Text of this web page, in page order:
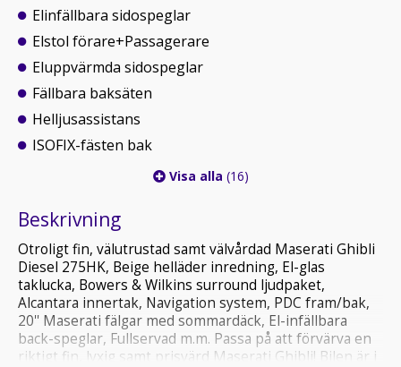
Elinfällbara sidospeglar
Elstol förare+Passagerare
Eluppvärmda sidospeglar
Fällbara baksäten
Helljusassistans
ISOFIX-fästen bak
Visa alla (16)
Beskrivning
Otroligt fin, välutrustad samt välvårdad Maserati Ghibli
Diesel 275HK, Beige helläder inredning, El-glas
taklucka, Bowers & Wilkins surround ljudpaket,
Alcantara innertak, Navigation system, PDC fram/bak,
20'' Maserati fälgar med sommardäck, El-infällbara
back-speglar, Fullservad m.m. Passa på att förvärva en
riktigt fin, lyxig samt prisvärd Maserati Ghibli! Bilen är i